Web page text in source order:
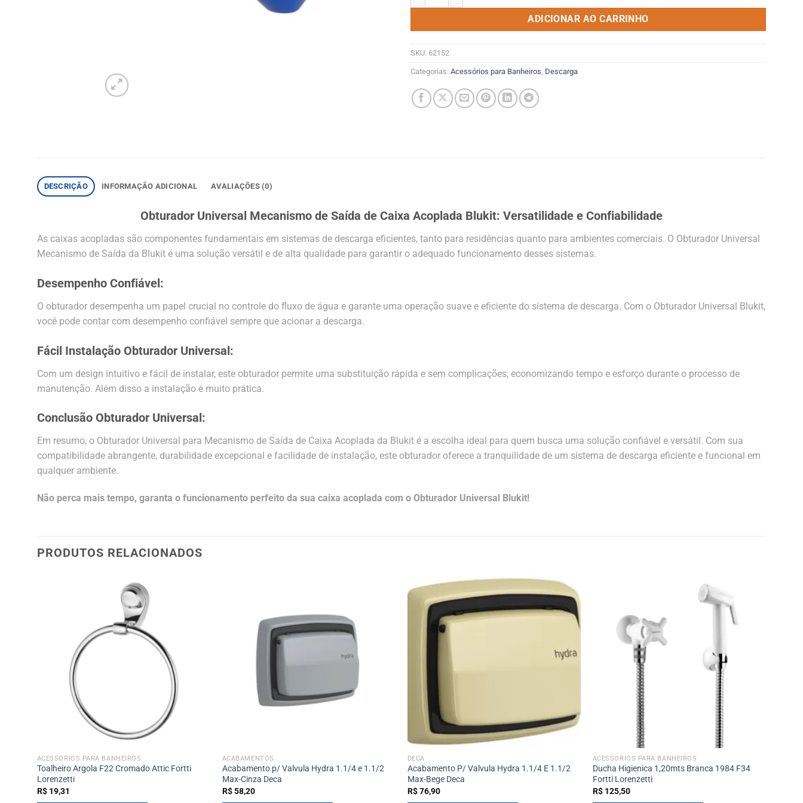
ADICIONAR AO CARRINHO
SKU: 62152
Categorias: Acessórios para Banheiros, Descarga
DESCRIÇÃO INFORMAÇÃO ADICIONAL AVALIAÇÕES (0)
Obturador Universal Mecanismo de Saída de Caixa Acoplada Blukit: Versatilidade e Confiabilidade
As caixas acopladas são componentes fundamentais em sistemas de descarga eficientes, tanto para residências quanto para ambientes comerciais. O Obturador Universal
Mecanismo de Saída da Blukit é uma solução versátil e de alta qualidade para garantir o adequado funcionamento desses sistemas.
Desempenho Confiável:
O obturador desempenha um papel crucial no controle do fluxo de água e garante uma operação suave e eficiente do sistema de descarga. Com o Obturador Universal Blukit,
você pode contar com desempenho confiável sempre que acionar a descarga.
Fácil Instalação Obturador Universal:
Com um design intuitivo e fácil de instalar, este obturador permite uma substituição rápida e sem complicações, economizando tempo e esforço durante o processo de
manutenção. Além disso a instalação é muito prática.
Conclusão Obturador Universal:
Em resumo, o Obturador Universal para Mecanismo de Saída de Caixa Acoplada da Blukit é a escolha ideal para quem busca uma solução confiável e versátil. Com sua
compatibilidade abrangente, durabilidade excepcional e facilidade de instalação, este obturador oferece a tranquilidade de um sistema de descarga eficiente e funcional em
qualquer ambiente.
Não perca mais tempo, garanta o funcionamento perfeito da sua caixa acoplada com o Obturador Universal Blukit!
PRODUTOS RELACIONADOS
ACESSÓRIOS PARA BANHEIROS
Toalheiro Argola F22 Cromado Attic Fortti
Lorenzetti
R$19,31
ACABAMENTOS
Acabamento p/ Valvula Hydra 1.1/4 e 1.1/2
Max-Cinza Deca
R$58,20
DECA
Acabamento P/ Valvula Hydra 1.1/4 E 1.1/2
Max-Bege Deca
R$76,90
ACESSÓRIOS PARA BANHEIROS
Ducha Higienica 1,20mts Branca 1984 F34
Fortti Lorenzetti
R$125,50